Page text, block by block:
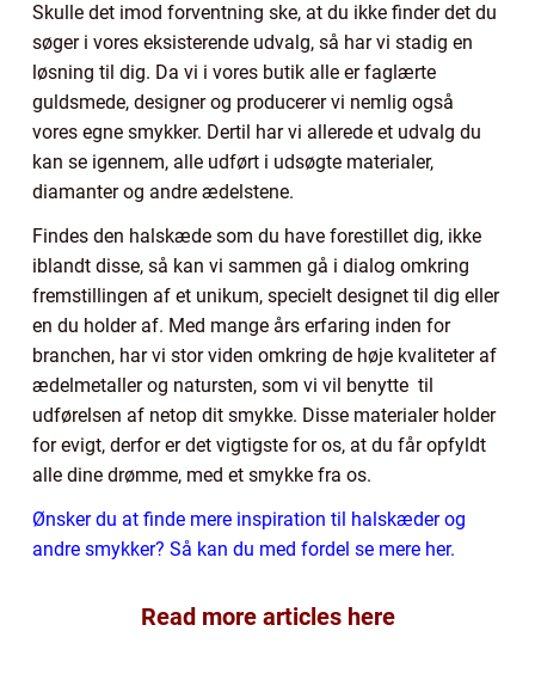
Skulle det imod forventning ske, at du ikke finder det du
søger i vores eksisterende udvalg, så har vi stadig en
løsning til dig. Da vi i vores butik alle er faglærte
guldsmede, designer og producerer vi nemlig også
vores egne smykker. Dertil har vi allerede et udvalg du
kan se igennem, alle udført i udsøgte materialer,
diamanter og andre ædelstene.
Findes den halskæde som du have forestillet dig, ikke
iblandt disse, så kan vi sammen gå i dialog omkring
fremstillingen af et unikum, specielt designet til dig eller
en du holder af. Med mange års erfaring inden for
branchen, har vi stor viden omkring de høje kvaliteter af
ædelmetaller og natursten, som vi vil benytte til
udførelsen af netop dit smykke. Disse materialer holder
for evigt, derfor er det vigtigste for os, at du får opfyldt
alle dine drømme, med et smykke fra os.
Ønsker du at finde mere inspiration til halskæder og
andre smykker? Så kan du med fordel se mere her.
Read more articles here